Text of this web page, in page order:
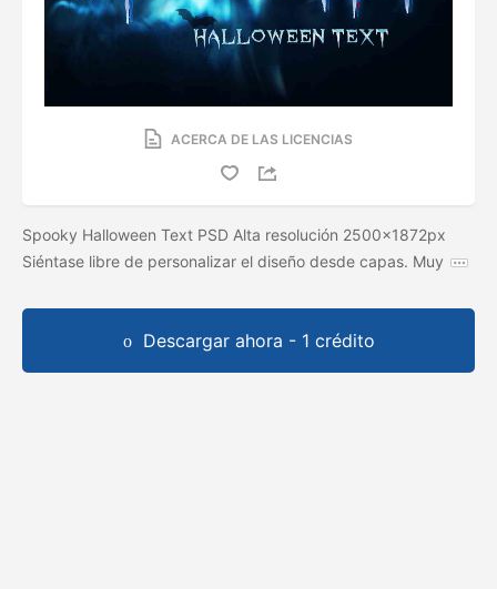
ACERCA DE LAS LICENCIAS
Spooky Halloween Text PSD Alta resolución 2500x1872px
Siéntase libre de personalizar el diseño desde capas. Muy
Descargar ahora - 1 crédito